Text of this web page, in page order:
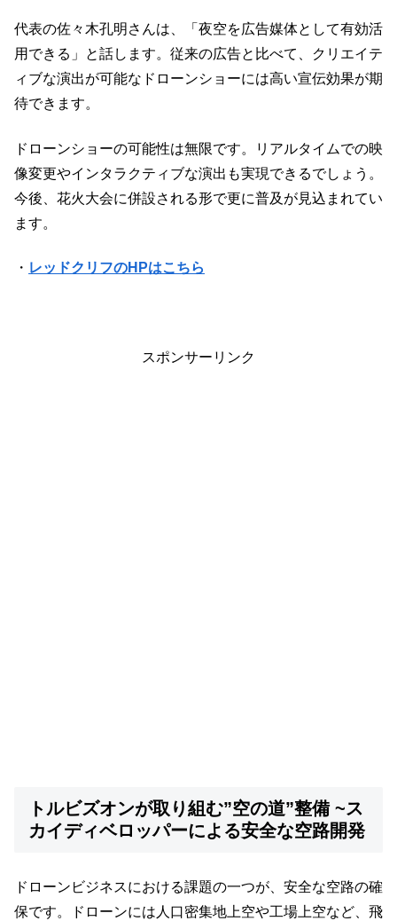
代表の佐々木孔明さんは、「夜空を広告媒体として有効活
用できる」と話します。従来の広告と比べて、クリエイテ
ィブな演出が可能なドローンショーには高い宣伝効果が期
待できます。
ドローンショーの可能性は無限です。リアルタイムでの映
像変更やインタラクティブな演出も実現できるでしょう。
今後、花火大会に併設される形で更に普及が見込まれてい
ます。
・ レッドクリフのHPはこちら
スポンサーリンク
トルビズオンが取り組む”空の道”整備 ~ス
カイディベロッパーによる安全な空路開発
ドローンビジネスにおける課題の一つが、安全な空路の確
保です。ドローンには人口密集地上空や工場上空など、飛